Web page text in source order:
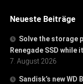
Neueste Beiträge
Solve the storage
Renegade SSD while
7. August 2026
Sandisk’s new WD